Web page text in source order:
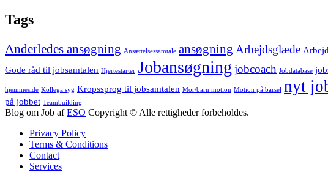
Tags
Anderledes ansøgning Ansættelsessamtale ansøgning Arbejdsglæde
Gode råd til jobsamtalen Hjertestarter Jobansøgning jobcoach Jobdatabase
hjemmeside Kollega syg Kropssprog til jobsamtalen Mor/barn motion Motion på barsel nyt
på jobbet Teambuilding
Blog om Job afESO Copyright © Alle rettigheder forbeholdes.
Privacy Policy
Terms & Conditions
Contact
Services